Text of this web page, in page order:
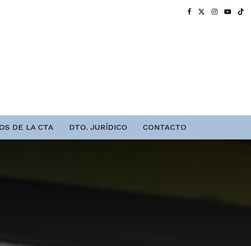
DE LA CTA DTO. JURÍDICO CONTACTO